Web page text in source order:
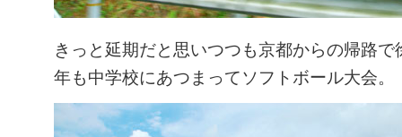
きっと延期だと思いつつも京都からの帰路
年も中学校にあつまってソフトボール大会。